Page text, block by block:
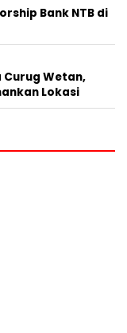
Bank NTB di
Curug Wetan,
Lokasi‎